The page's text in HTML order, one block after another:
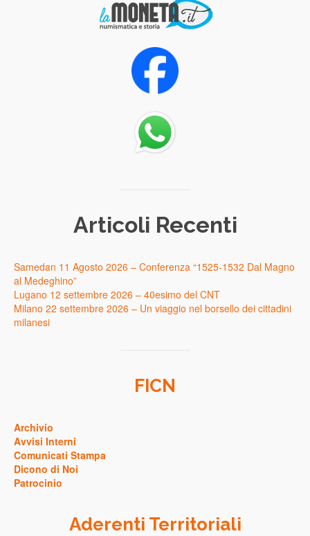
Articoli Recenti
Samedan 11 Agosto 2026 – Conferenza “1525-1532 Dal Magno
al Medeghino”
Lugano 12 settembre 2026 – 40esimo del CNT
Milano 22 settembre 2026 – Un viaggio nel borsello dei cittadini
milanesi
FICN
Archivio
Avvisi Interni
Comunicati Stampa
Dicono di Noi
Patrocinio
Aderenti Territoriali